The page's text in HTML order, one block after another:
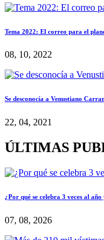
Tema 2022: El correo para el
08, 10, 2022
Se desconocía a Venustiano
22, 04, 2021
ÚLTIMAS
¿Por qué se celebra 3 veces al
07, 08, 2026